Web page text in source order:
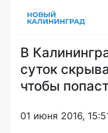
В
суток
чтобы
01 июня 2016,